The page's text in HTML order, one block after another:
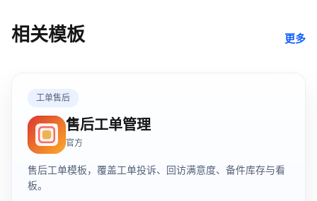
相关模板 更多
工单售后
售后工单管理
官方
售后工单模板，覆盖工单投诉、回访满意度、备件库存与看
板。